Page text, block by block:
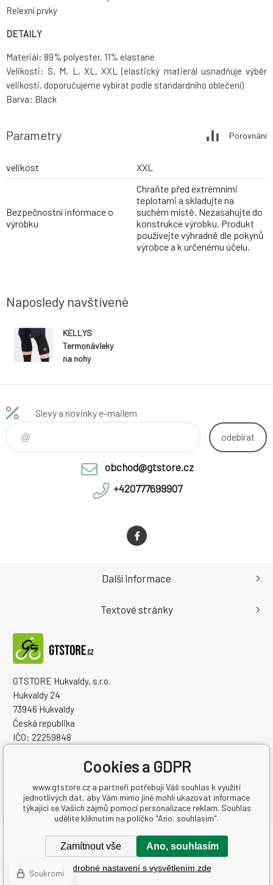
Relexní prvky
DETAILY
Materiál: 89% polyester, 11% elastane
Velikosti: S, M, L, XL, XXL (elastický matierál usnadňuje výběr
velikosti, doporučujeme vybírat podle standardního oblečení)
Barva: Black
Parametry Porovnání
velikost XXL
Bezpečnostní informace o
výrobku
Chraňte před extrémními
teplotami a skladujte na
suchém místě. Nezasahujte do
konstrukce výrobku. Produkt
používejte výhradně dle pokynů
výrobce a k určenému účelu.
Naposledy navštívené
KELLYS
Termonávleky
na nohy
Slevy a novinky e-mailem
odebírat
obchod@gtstore.cz
+420777699907
GTSTORE Hukvaldy, s.r.o.
Hukvaldy 24
73946 Hukvaldy
Česká republika
IČO: 22259848
Další informace
Textové stránky
Copyright © 2026 GTSTORE Hukvaldy, s.r.o.
Všechna práva vyhrazena.
Tvorba a pronájem eshopůBINARGON.cz-Mapa stránek
Cookies a GDPR
www.gtstore.cz a partneři potřebují Váš souhlas k využití
jednotlivých dat, aby Vám mimo jiné mohli ukazovat informace
týkající se Vašich zájmů pomocí personalizace reklam. Souhlas
udělíte kliknutím na políčko "Ano, souhlasím".
Zamítnout vše Ano, souhlasím
Podrobné nastavení s vysvětlením zde
Soukromí